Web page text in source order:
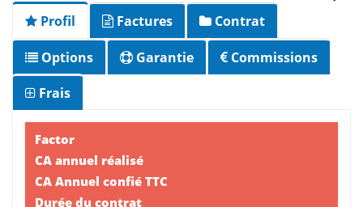
Profil Factures Contrat
Options Garantie
Commissions
Frais
Factor
CA annuel réalisé
CA Annuel confié TTC
Durée du contrat